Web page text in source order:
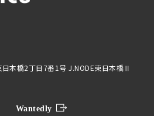
本橋2丁目7番1号 J.NODE東日本橋Ⅱ
Wantedly